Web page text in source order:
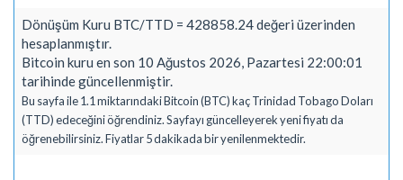
Dönüşüm Kuru BTC/TTD = 428858.24 değeri üzerinden
hesaplanmıştır.
Bitcoin kuru en son 10 Ağustos 2026, Pazartesi 22:00:01
tarihinde güncellenmiştir.
Bu sayfa ile 1.1 miktarındaki Bitcoin (BTC) kaç Trinidad Tobago Doları
(TTD) edeceğini öğrendiniz. Sayfayı güncelleyerek yeni fiyatı da
öğrenebilirsiniz. Fiyatlar 5 dakikada bir yenilenmektedir.